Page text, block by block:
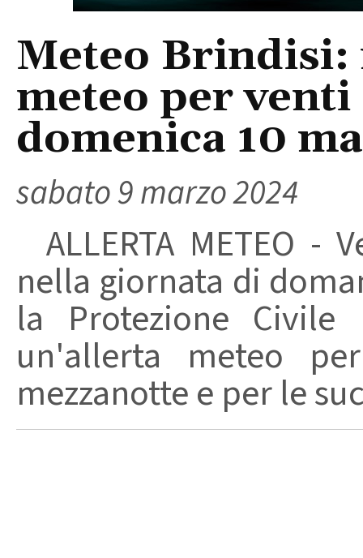
Meteo Brindisi:
meteo per
domenica 10
sabato 9 marzo 2024
ALLERTA METEO -
nella giornata di
la Protezione Civile
un'allerta meteo
mezzanotte e per le